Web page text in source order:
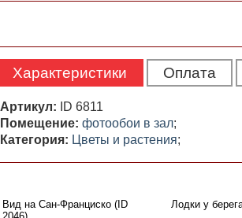
Характеристики Оплата
Артикул:
ID 6811
Помещение: фотообои в зал;
Категория: Цветы и растения;
Вид на Сан-Франциско (ID
Лодки у